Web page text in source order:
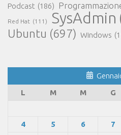
Podcast (186)
Red Hat (111) SysAdmin
Ubuntu (697) Windows
L
M M G
4
5 6 7